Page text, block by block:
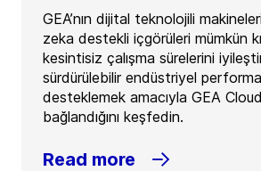
GEA’nın dijital teknolojili
zeka destekli içgörüleri mümkün
kesintisiz çalışma sürelerini
sürdürülebilir endüstriyel
desteklemek amacıyla GEA
bağlandığını keşfedin.
Read more